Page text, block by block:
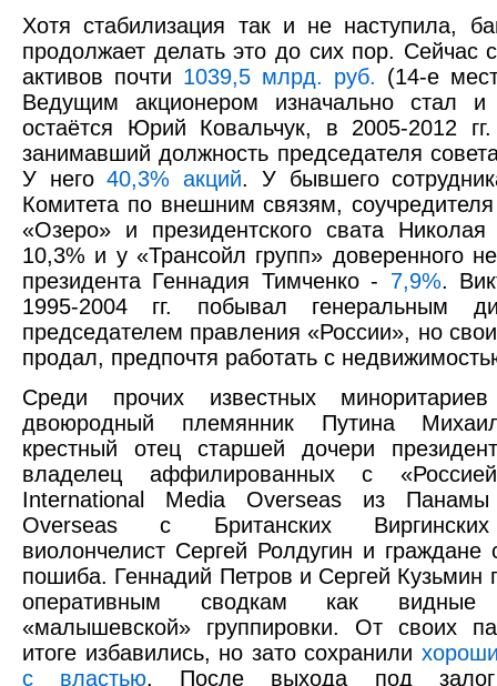
Хотя стабилизация так и не наступила,
продолжает делать это до сих пор. Сейчас
активов почти 1039,5 млрд. руб. (14-е
Ведущим акционером изначально стал
остаётся Юрий Ковальчук, в 2005-2012
занимавший должность председателя
У него40,3% акций. У бывшего
Комитета по внешним связям, соучредителя
«Озеро» и президентского свата
10,3% и у «Трансойл групп» доверенного
президента Геннадия Тимченко - 7,9%.
1995-2004 гг. побывал генеральным
председателем правления «России», но
продал, предпочтя работать с
Среди прочих известных миноритариев
двоюродный племянник Путина
крестный отец старшей дочери
владелец аффилированных с
International Media Overseas из
Overseas с Британских
виолончелист Сергей Ролдугин и граждане
пошиба. Геннадий Петров и Сергей Кузьмин
оперативным сводкам как видные
«малышевской» группировки. От своих
итоге избавились, но зато сохранили
с властью. После выхода под